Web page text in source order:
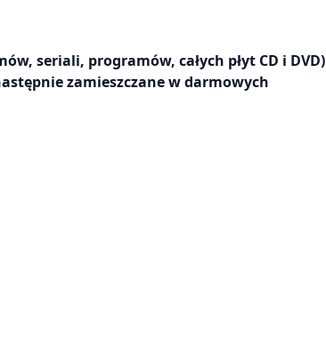
seriali, programów, całych płyt CD i DVD)
zamieszczane w darmowych